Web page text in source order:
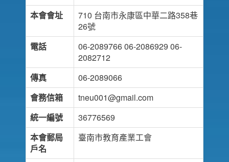
本會會址
710 台南市永康區中華二路358巷
26號
電話
06-2089766 06-2086929 06-
2082712
傳真
06-2089066
會務信箱
tneu001@gmail.com
統一編號
36776569
本會郵局
戶名
臺南市教育產業工會